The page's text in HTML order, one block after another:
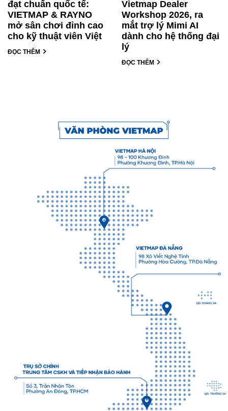
đạt chuẩn quốc tế:
VIETMAP & RAYNO
mở sân chơi đỉnh cao
cho kỹ thuật viên Việt
ĐỌC THÊM
Vietmap Dealer
Workshop 2026, ra
mắt trợ lý Mimi AI
dành cho hệ thống đại
lý
ĐỌC THÊM